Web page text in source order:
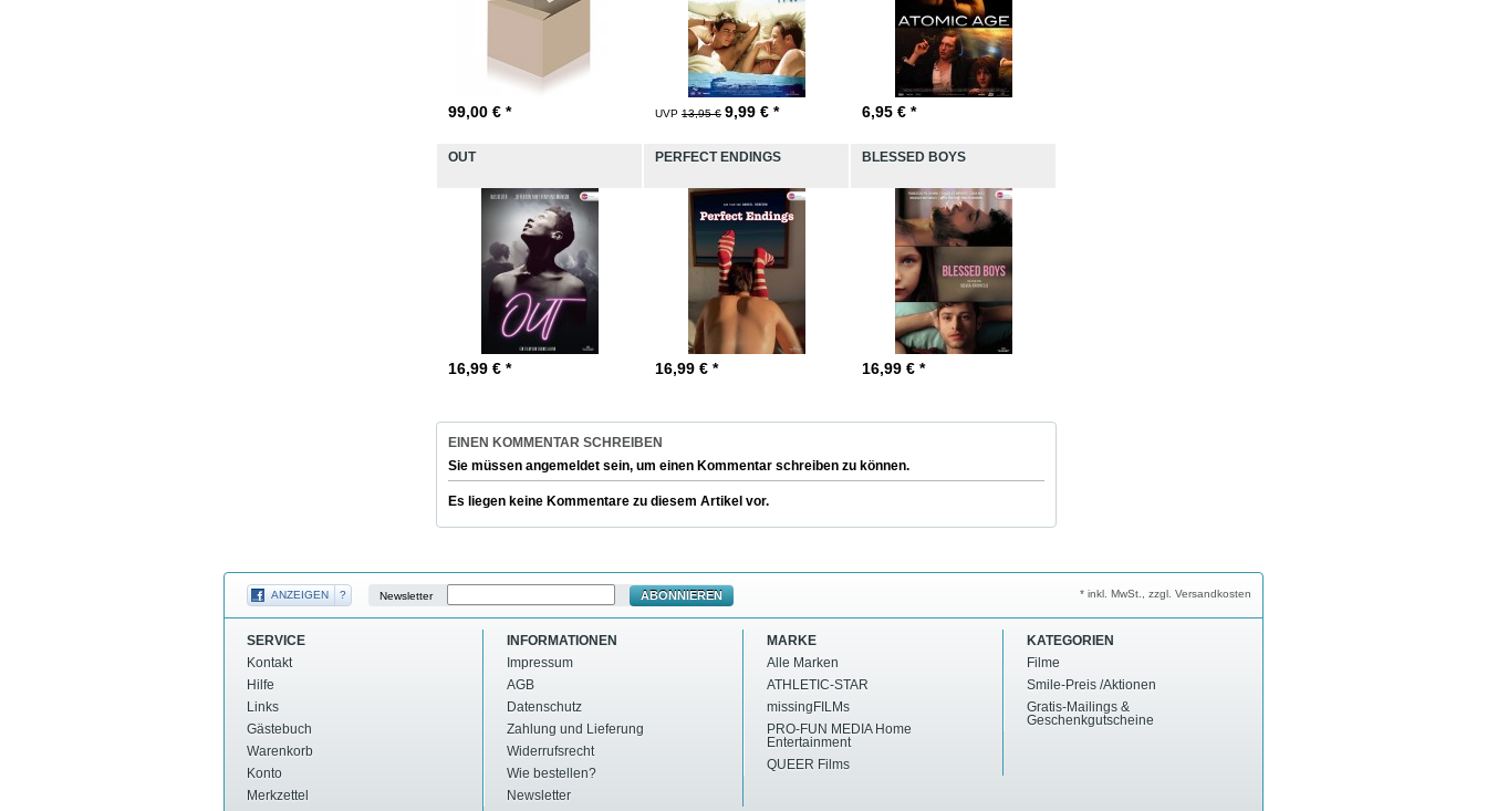
99,00 € * UVP 13,95 € 9,99 € * 6,95 € *
OUT
16,99 € *
PERFECT ENDINGS
16,99 € *
BLESSED BOYS
16,99 € *
EINEN KOMMENTAR SCHREIBEN
Sie müssen angemeldet sein, um einen Kommentar schreiben zu können.
Es liegen keine Kommentare zu diesem Artikel vor.
ANZEIGEN ? Newsletter ABONNIEREN * inkl. MwSt., zzgl. Versandkosten
SERVICE
Kontakt
Hilfe
Links
Gästebuch
Warenkorb
Konto
Merkzettel
INFORMATIONEN
Impressum
AGB
Datenschutz
Zahlung und Lieferung
Widerrufsrecht
Wie bestellen?
Newsletter
MARKE
Alle Marken
ATHLETIC-STAR
missingFILMs
PRO-FUN MEDIA Home
Entertainment
QUEER Films
KATEGORIEN
Filme
Smile-Preis /Aktionen
Gratis-Mailings &
Geschenkgutscheine